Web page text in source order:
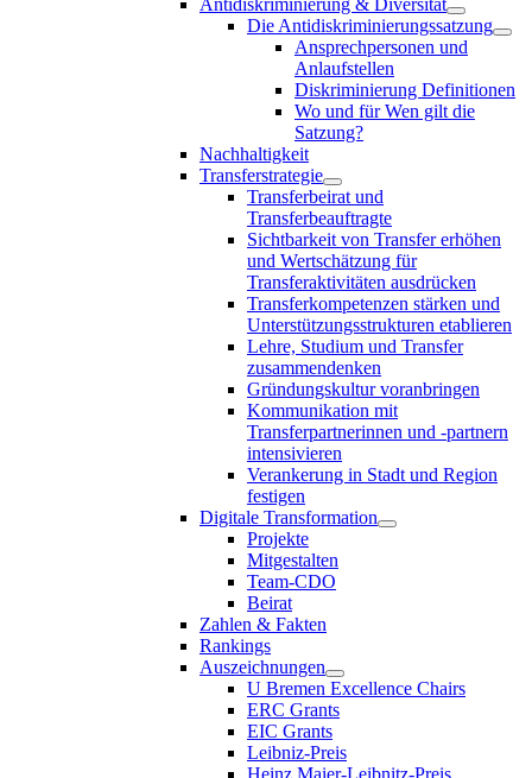
Die Antidiskriminierungssatzung
Ansprechpersonen und
Anlaufstellen
Diskriminierung Definitionen
Wo und für Wen gilt die
Satzung?
Nachhaltigkeit
Transferstrategie
Transferbeirat und
Transferbeauftragte
Sichtbarkeit von Transfer erhöhen
und Wertschätzung für
Transferaktivitäten ausdrücken
Transferkompetenzen stärken und
Unterstützungsstrukturen etablieren
Lehre, Studium und Transfer
zusammendenken
Gründungskultur voranbringen
Kommunikation mit
Transferpartnerinnen und -partnern
intensivieren
Verankerung in Stadt und Region
festigen
Digitale Transformation
Projekte
Mitgestalten
Team-CDO
Beirat
Zahlen & Fakten
Rankings
Auszeichnungen
U Bremen Excellence Chairs
ERC Grants
EIC Grants
Leibniz-Preis
Heinz Maier-Leibnitz-Preis